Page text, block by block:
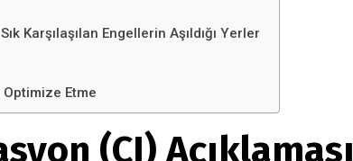
Karşılaşılan Engellerin Aşıldığı Yerler
Optimize Etme
(CI) Açıklaması